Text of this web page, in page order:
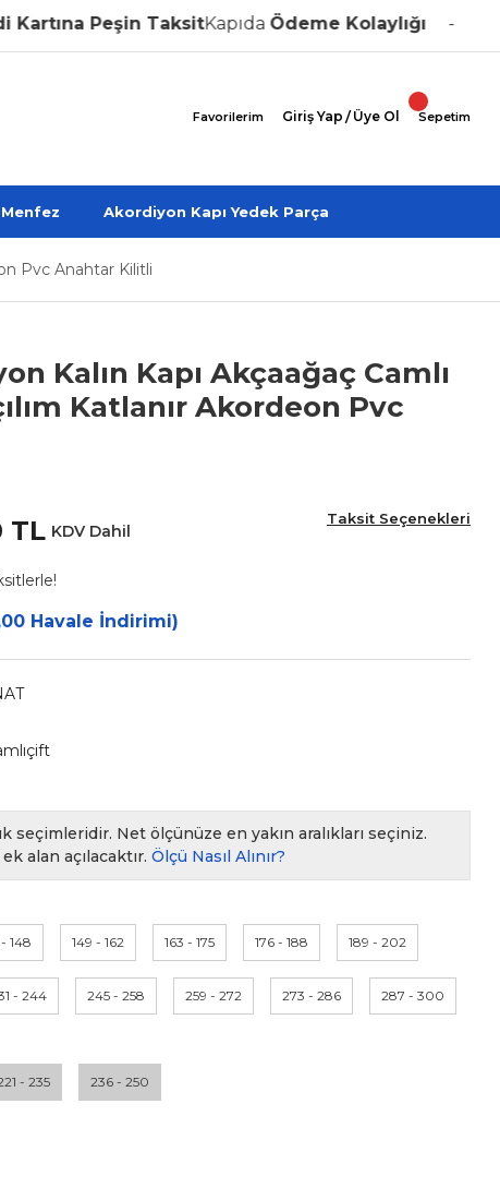
Peşin TaksitKapıdaÖdeme Kolaylığı Özel
Favorilerim Giriş Yap / Üye Ol Sepetim
Menfez Akordiyon Kapı Yedek Parça
Pvc Anahtar Kilitli
Kalın Kapı Akçaağaç Camlı
Katlanır Akordeon Pvc
TL KDV Dahil
Taksit Seçenekleri
Havale İndirimi)
seçimleridir. Net ölçünüze en yakın aralıkları seçiniz.
alan açılacaktır. Ölçü Nasıl Alınır?
- 148 149 - 162 163 - 175 176 - 188 189 - 202
- 244 245 - 258 259 - 272 273 - 286 287 - 300
- 235 236 - 250